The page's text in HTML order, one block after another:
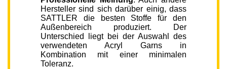
Hersteller sind sich darüber einig, dass
SATTLER die besten Stoffe für den
Außenbereich produziert. Der
Unterschied liegt bei der Auswahl des
verwendeten Acryl Garns in
Kombination mit einer minimalen
Toleranz.